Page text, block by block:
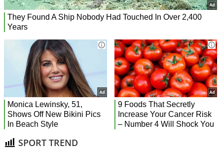
SPORT TREND